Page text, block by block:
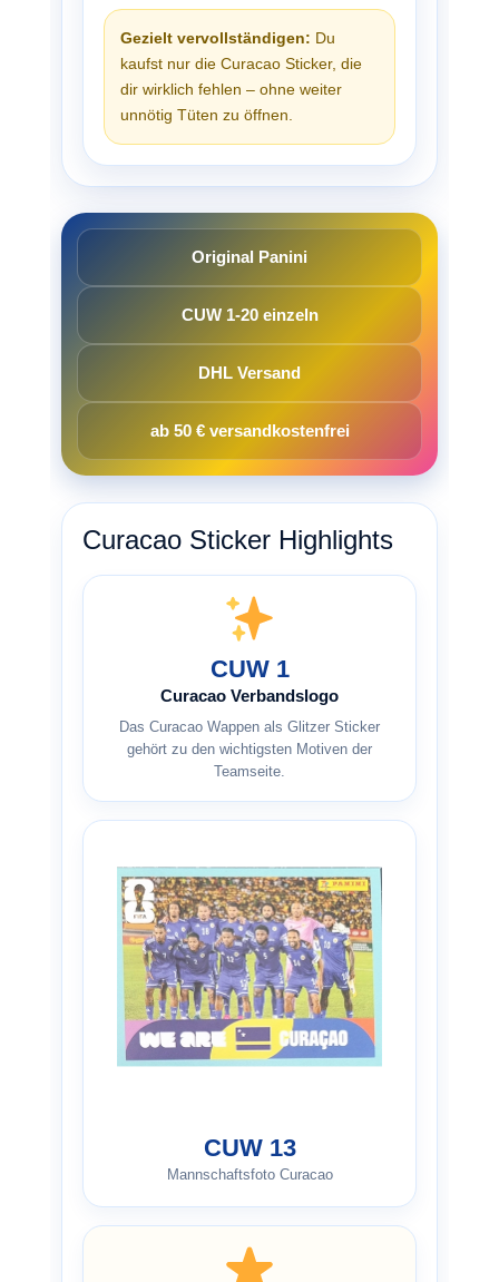
Gezielt vervollständigen: Du
kaufst nur die Curacao Sticker, die
dir wirklich fehlen – ohne weiter
unnötig Tüten zu öffnen.
Original Panini
CUW 1-20 einzeln
DHL Versand
ab 50 € versandkostenfrei
Curacao Sticker Highlights
CUW 1
Curacao Verbandslogo
Das Curacao Wappen als Glitzer Sticker
gehört zu den wichtigsten Motiven der
Teamseite.
CUW 13
Mannschaftsfoto Curacao